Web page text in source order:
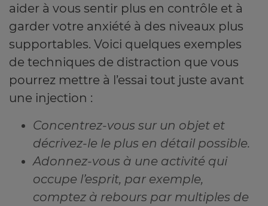
aider à vous sentir plus en contrôle et à
garder votre anxiété à des niveaux plus
supportables. Voici quelques exemples
de techniques de distraction que vous
pourrez mettre à l’essai tout juste avant
une injection :
Concentrez-vous sur un objet et
décrivez-le le plus en détail possible.
Adonnez-vous à une activité qui
occupe l’esprit, par exemple,
comptez à rebours par multiples de